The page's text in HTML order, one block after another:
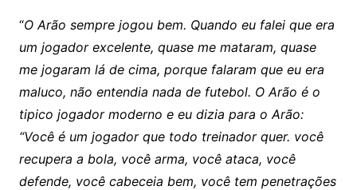
“O Arão sempre jogou bem. Quando eu falei que era
um jogador excelente, quase me mataram, quase
me jogaram lá de cima, porque falaram que eu era
maluco, não entendia nada de futebol. O Arão é o
tipico jogador moderno e eu dizia para o Arão:
“Você é um jogador que todo treinador quer. você
recupera a bola, você arma, você ataca, você
defende, você cabeceia bem, você tem penetrações